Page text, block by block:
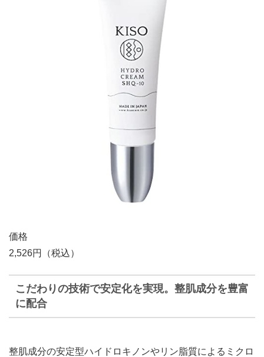
価格
2,526円（税込）
こだわりの技術で安定化を実現。整肌成分を豊富
に配合
整肌成分の安定型ハイドロキノンやリン脂質によるミクロ